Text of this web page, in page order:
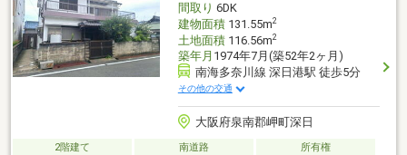
間取り 6DK
建物面積131.55m2
土地面積116.56m2
築年月 1974年7月(築52年2ヶ月)
南海多奈川線 深日港駅 徒歩5分
その他の交通
大阪府泉南郡岬町深日
2階建て 南道路 所有権